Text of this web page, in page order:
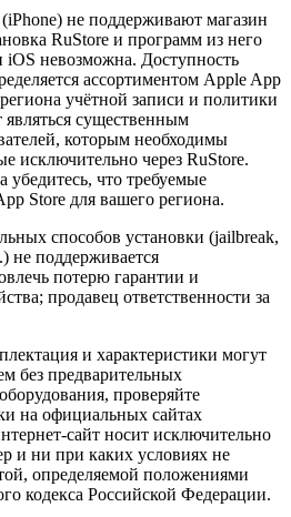
не поддерживают магазин
RuStore и программ из него
iOS невозможна. Доступность
ассортиментом Apple App
учётной записи и политики
существенным
которым необходимы
исключительно через RuStore.
убедитесь, что требуемые
Store для вашего региона.
способов установки (jailbreak,
не поддерживается
потерю гарантии и
продавец ответственности за
и характеристики могут
без предварительных
проверяйте
на официальных сайтах
сайт носит исключительно
и ни при каких условиях не
определяемой положениями
кодекса Российской Федерации.